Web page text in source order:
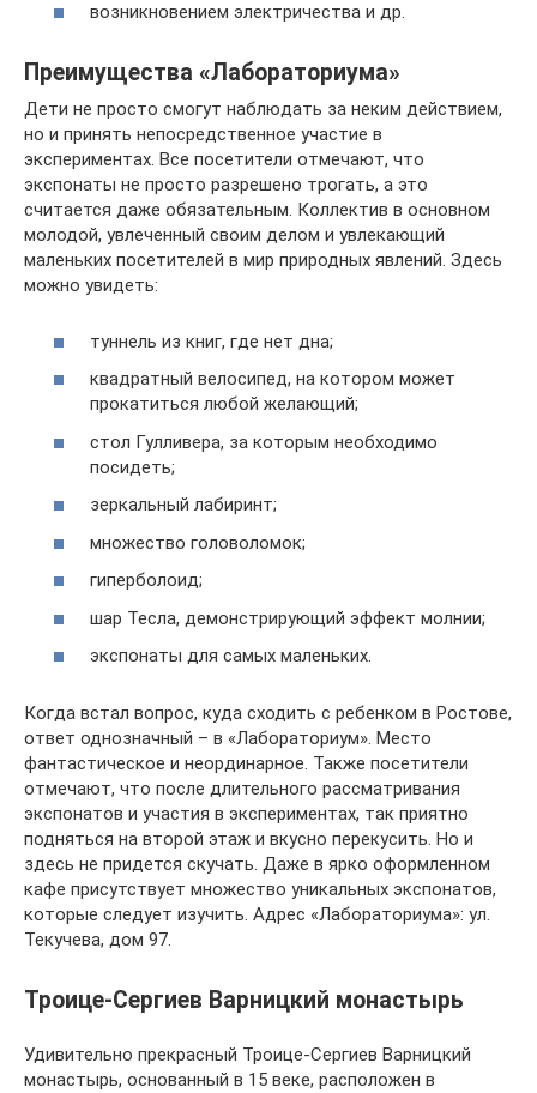
возникновением электричества и др.
Преимущества «Лабораториума»
Дети не просто смогут наблюдать за неким действием,
но и принять непосредственное участие в
экспериментах. Все посетители отмечают, что
экспонаты не просто разрешено трогать, а это
считается даже обязательным. Коллектив в основном
молодой, увлеченный своим делом и увлекающий
маленьких посетителей в мир природных явлений. Здесь
можно увидеть:
туннель из книг, где нет дна;
квадратный велосипед, на котором может
прокатиться любой желающий;
стол Гулливера, за которым необходимо
посидеть;
зеркальный лабиринт;
множество головоломок;
гиперболоид;
шар Тесла, демонстрирующий эффект молнии;
экспонаты для самых маленьких.
Когда встал вопрос, куда сходить с ребенком в Ростове,
ответ однозначный – в «Лабораториум». Место
фантастическое и неординарное. Также посетители
отмечают, что после длительного рассматривания
экспонатов и участия в экспериментах, так приятно
подняться на второй этаж и вкусно перекусить. Но и
здесь не придется скучать. Даже в ярко оформленном
кафе присутствует множество уникальных экспонатов,
которые следует изучить. Адрес «Лабораториума»: ул.
Текучева, дом 97.
Троице-Сергиев Варницкий монастырь
Удивительно прекрасный Троице-Сергиев Варницкий
монастырь, основанный в 15 веке, расположен в